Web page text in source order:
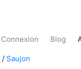
Connexion Blog
/ Saujon